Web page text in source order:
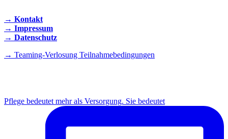
→ Kontakt
→ Impressum
→ Datenschutz
→ Teaming-Verlosung Teilnahmebedingungen
Pflege bedeutet mehr als Versorgung. Sie bedeutet